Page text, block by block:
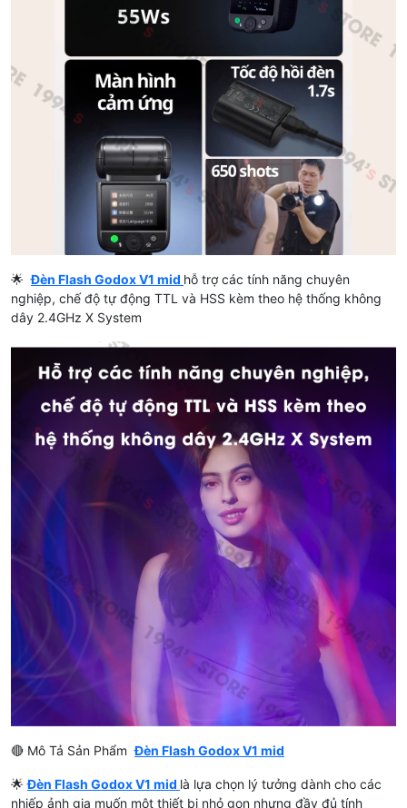
🌟Đèn Flash Godox V1 mid hỗ trợ các tính năng chuyên
nghiệp, chế độ tự động TTL và HSS kèm theo hệ thống không
dây 2.4GHz X System
🔴 Mô Tả Sản PhẩmĐèn Flash Godox V1 mid
🌟Đèn Flash Godox V1 mid là lựa chọn lý tưởng dành cho các
nhiếp ảnh gia muốn một thiết bị nhỏ gọn nhưng đầy đủ tính